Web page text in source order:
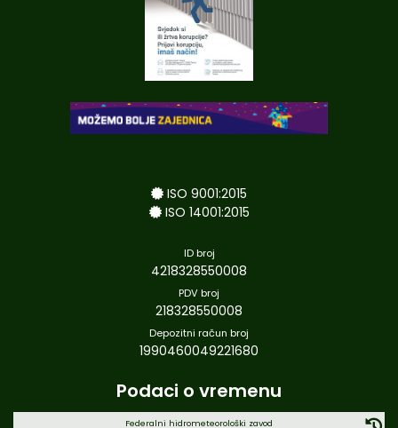
ISO 9001:2015
ISO 14001:2015
ID broj
4218328550008
PDV broj
218328550008
Depozitni račun broj
1990460049221680
Podaci o vremenu
Federalni hidrometeorološki zavod